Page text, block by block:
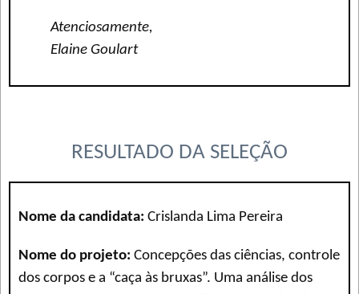
Atenciosamente,
Elaine Goulart
RESULTADO DA SELEÇÃO
Nome da candidata: Crislanda Lima Pereira
Nome do projeto: Concepções das ciências, controle
dos corpos e a “caça às bruxas”. Uma análise dos